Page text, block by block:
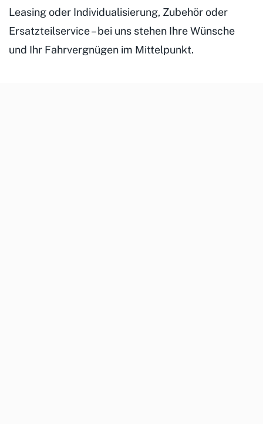
Leasing oder Individualisierung, Zubehör oder
Ersatzteilservice – bei uns stehen Ihre Wünsche
und Ihr Fahrvergnügen im Mittelpunkt.